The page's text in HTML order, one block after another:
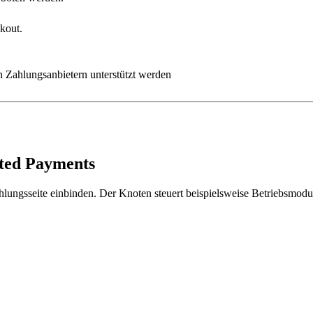
unterstützt werden
Payments
einbinden. Der Knoten steuert beispielsweise